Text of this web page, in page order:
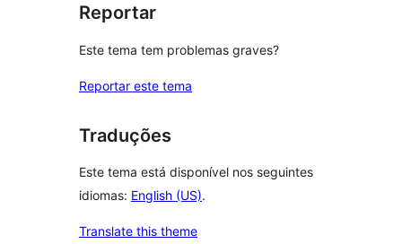
Reportar
Este tema tem problemas graves?
Reportar este tema
Traduções
Este tema está disponível nos seguintes
idiomas: English (US).
Translate this theme